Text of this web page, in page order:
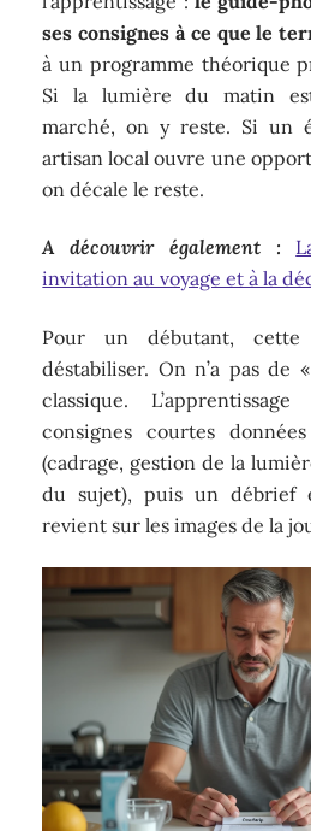
ses consignes à ce que le
à un programme théorique
Si la lumière du matin
marché, on y reste. Si un
artisan local ouvre une
on décale le reste.
A découvrir également :
invitation au voyage et à la
Pour un débutant, cette
déstabiliser. On n’a pas de
classique.
consignes courtes
(cadrage, gestion de la
du sujet), puis un débrief
revient sur les images de la